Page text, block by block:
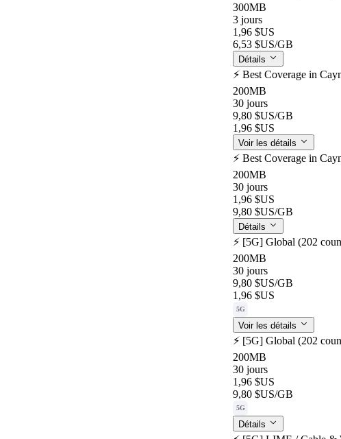
300MB
3 jours
1,96 $US
6,53 $US/GB
Détails
⚡️ Best Coverage in
200MB
30 jours
9,80 $US/GB
1,96 $US
Voir les détails
⚡️ Best Coverage in
200MB
30 jours
1,96 $US
9,80 $US/GB
Détails
⚡️ [5G] Global (202
200MB
30 jours
9,80 $US/GB
1,96 $US
5G
Voir les détails
⚡️ [5G] Global (202
200MB
30 jours
1,96 $US
9,80 $US/GB
5G
Détails